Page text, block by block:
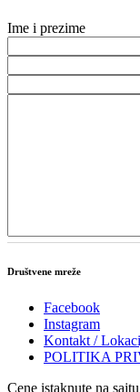
Ime i prezime
Društvene mreže
Facebook
Instagram
Kontakt /
POLITIKA
Cene istaknute na